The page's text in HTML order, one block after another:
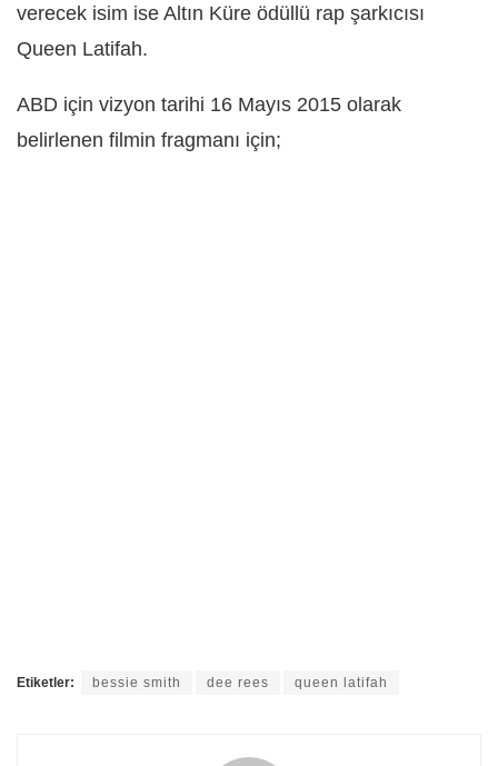
verecek isim ise Altın Küre ödüllü rap şarkıcısı
Queen Latifah.
ABD için vizyon tarihi 16 Mayıs 2015 olarak
belirlenen filmin fragmanı için;
Etiketler: bessie smith dee rees queen latifah